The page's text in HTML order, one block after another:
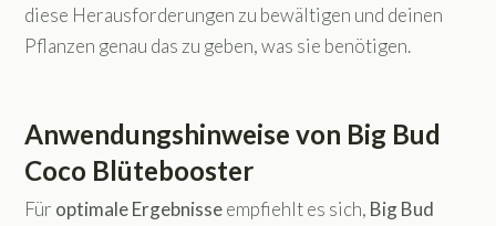
diese Herausforderungen zu bewältigen und deinen
Pflanzen genau das zu geben, was sie benötigen.
Anwendungshinweise von Big Bud
Coco Blütebooster
Für optimaleErgebnisseempfiehlt es sich, Big Bud